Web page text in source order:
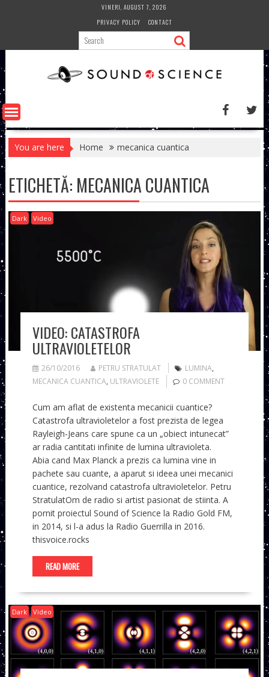
VINERI, AUGUST 7, 2026
PRIVACY POLICY
CONTACT
You are here Home mecanica cuantica
ETICHETĂ: MECANICA CUANTICA
Dark Video
VIDEO: CATASTROFA
ULTRAVIOLETELOR
26/10/2016 PETRU STRATULAT LUMINA,
MECANICA CUANTICA, ULTRAVIOLETE 0 COMMENT
Cum am aflat de existenta mecanicii cuantice?
Catastrofa ultravioletelor a fost prezista de legea
Rayleigh-Jeans care spune ca un „obiect intunecat”
ar radia cantitati infinite de lumina ultravioleta.
Abia cand Max Planck a prezis ca lumina vine in
pachete sau cuante, a aparut si ideea unei mecanici
cuantice, rezolvand catastrofa ultravioletelor. Petru
StratulatOm de radio si artist pasionat de stiinta. A
pornit proiectul Sound of Science la Radio Gold FM,
in 2014, si l-a adus la Radio Guerrilla in 2016.
thisvoice.rocks
READ MORE
Dark Video